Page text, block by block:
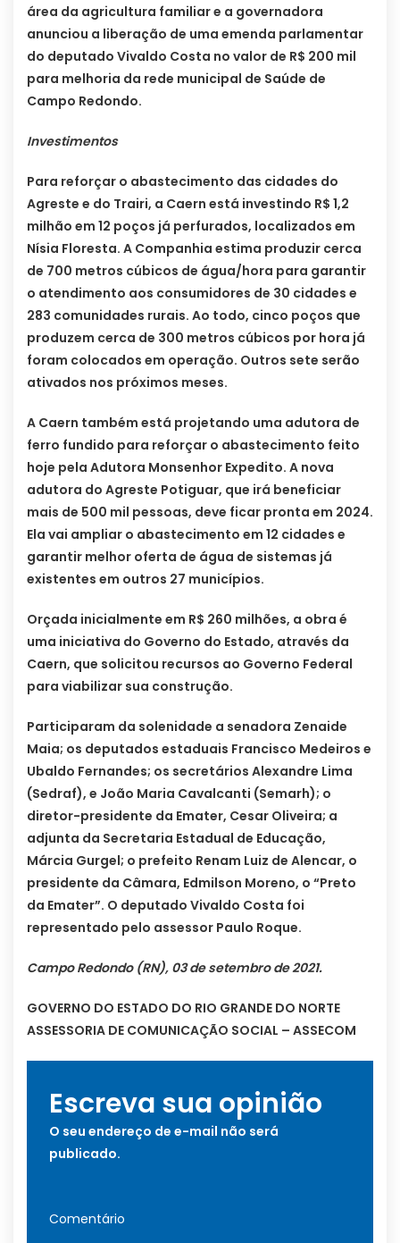
área da agricultura familiar e a governadora
anunciou a liberação de uma emenda parlamentar
do deputado Vivaldo Costa no valor de R$ 200 mil
para melhoria da rede municipal de Saúde de
Campo Redondo.
Investimentos
Para reforçar o abastecimento das cidades do
Agreste e do Trairi, a Caern está investindo R$ 1,2
milhão em 12 poços já perfurados, localizados em
Nísia Floresta. A Companhia estima produzir cerca
de 700 metros cúbicos de água/hora para garantir
o atendimento aos consumidores de 30 cidades e
283 comunidades rurais. Ao todo, cinco poços que
produzem cerca de 300 metros cúbicos por hora já
foram colocados em operação. Outros sete serão
ativados nos próximos meses.
A Caern também está projetando uma adutora de
ferro fundido para reforçar o abastecimento feito
hoje pela Adutora Monsenhor Expedito. A nova
adutora do Agreste Potiguar, que irá beneficiar
mais de 500 mil pessoas, deve ficar pronta em 2024.
Ela vai ampliar o abastecimento em 12 cidades e
garantir melhor oferta de água de sistemas já
existentes em outros 27 municípios.
Orçada inicialmente em R$ 260 milhões, a obra é
uma iniciativa do Governo do Estado, através da
Caern, que solicitou recursos ao Governo Federal
para viabilizar sua construção.
Participaram da solenidade a senadora Zenaide
Maia; os deputados estaduais Francisco Medeiros e
Ubaldo Fernandes; os secretários Alexandre Lima
(Sedraf), e João Maria Cavalcanti (Semarh); o
diretor-presidente da Emater, Cesar Oliveira; a
adjunta da Secretaria Estadual de Educação,
Márcia Gurgel; o prefeito Renam Luiz de Alencar, o
presidente da Câmara, Edmilson Moreno, o “Preto
da Emater”. O deputado Vivaldo Costa foi
representado pelo assessor Paulo Roque.
Campo Redondo (RN), 03 de setembro de 2021.
GOVERNO DO ESTADO DO RIO GRANDE DO NORTE
ASSESSORIA DE COMUNICAÇÃO SOCIAL – ASSECOM
Escreva sua opinião
O seu endereço de e-mail não será
publicado.
Comentário